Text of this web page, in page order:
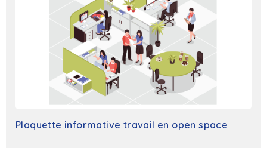
Plaquette informative travail en open space